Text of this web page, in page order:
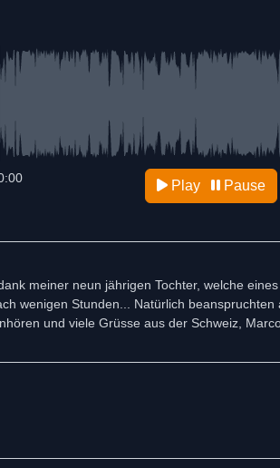
Play Pause
meiner neun jährigen Tochter, welche
wenigen Stunden... Natürlich
und viele Grüsse aus der Schweiz,